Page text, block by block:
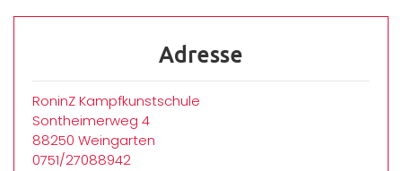
Adresse
RoninZ Kampfkunstschule
Sontheimerweg 4
88250 Weingarten
0751/27088942